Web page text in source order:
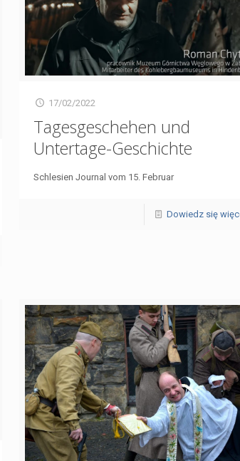
17/02/2022
Tagesgeschehen und
Untertage-Geschichte
Schlesien Journal vom 15. Februar
Dowiedz się